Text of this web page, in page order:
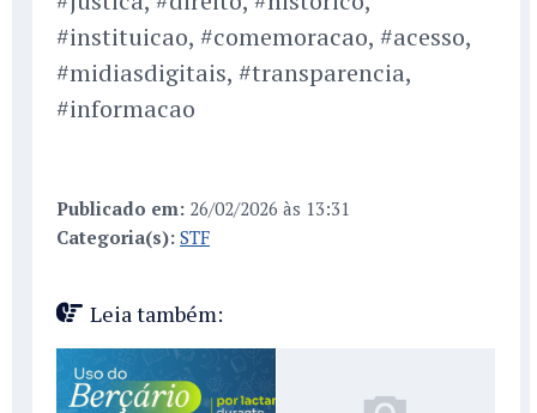
#instituicao, #comemoracao, #acesso,
#midiasdigitais, #transparencia,
#informacao
Publicado em: 26/02/2026 às 13:31
Categoria(s): STF
Leia também: